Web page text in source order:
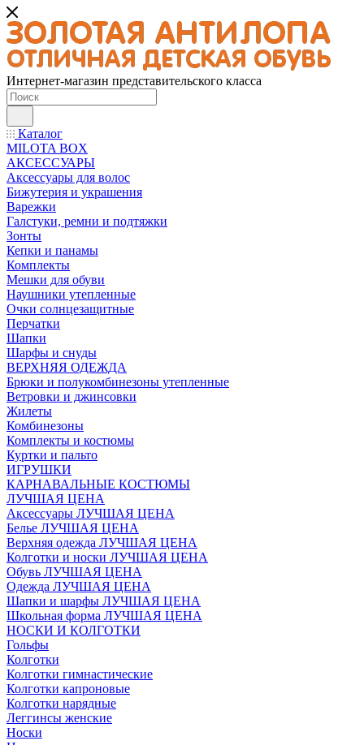
Интернет-магазин представительского класса
Каталог
MILOTA BOX
АКСЕССУАРЫ
Аксессуары для волос
Бижутерия и украшения
Варежки
Галстуки, ремни и подтяжки
Зонты
Кепки и панамы
Комплекты
Мешки для обуви
Наушники утепленные
Очки солнцезащитные
Перчатки
Шапки
Шарфы и снуды
ВЕРХНЯЯ ОДЕЖДА
Брюки и полукомбинезоны утепленные
Ветровки и джинсовки
Жилеты
Комбинезоны
Комплекты и костюмы
Куртки и пальто
ИГРУШКИ
КАРНАВАЛЬНЫЕ КОСТЮМЫ
ЛУЧШАЯ ЦЕНА
Аксессуары ЛУЧШАЯ ЦЕНА
Белье ЛУЧШАЯ ЦЕНА
Верхняя одежда ЛУЧШАЯ ЦЕНА
Колготки и носки ЛУЧШАЯ ЦЕНА
Обувь ЛУЧШАЯ ЦЕНА
Одежда ЛУЧШАЯ ЦЕНА
Шапки и шарфы ЛУЧШАЯ ЦЕНА
Школьная форма ЛУЧШАЯ ЦЕНА
НОСКИ И КОЛГОТКИ
Гольфы
Колготки
Колготки гимнастические
Колготки капроновые
Колготки нарядные
Леггинсы женские
Носки